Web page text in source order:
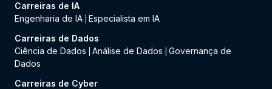
Carreiras de IA
Engenharia de IA Especialista em IA
Carreiras de Dados
Ciência de Dados
Análise de Dados
Governança de
Dados
Carreiras de Cyber